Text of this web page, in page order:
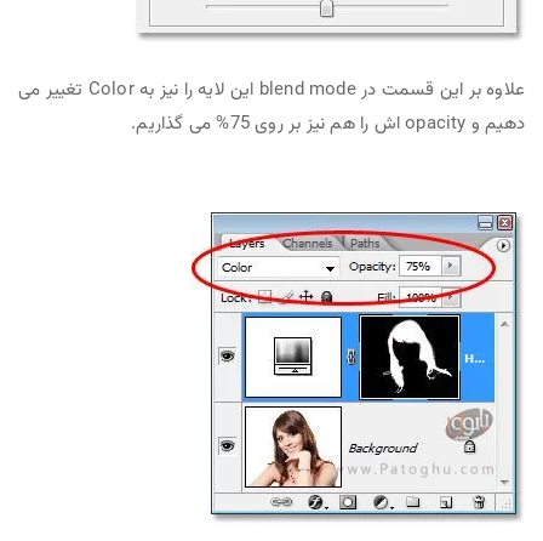
علاوه بر این قسمت در blend mode این لایه را نیز به Color تغییر می
دهیم و opacity اش را هم نیز بر روی 75% می گذاریم.